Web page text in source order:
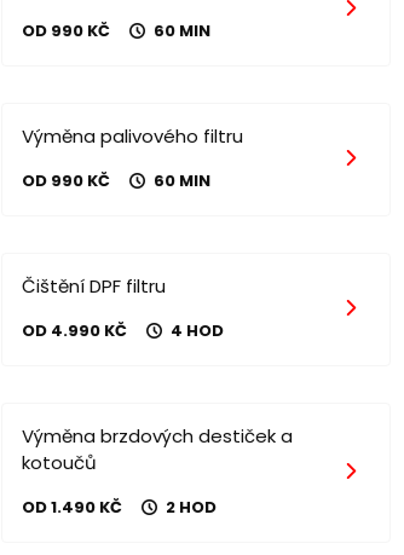
OD 990 KČ 60 MIN
Výměna palivového filtru
OD 990 KČ 60 MIN
Čištění DPF filtru
OD 4.990 KČ 4 HOD
Výměna brzdových destiček a
kotoučů
OD 1.490 KČ 2 HOD